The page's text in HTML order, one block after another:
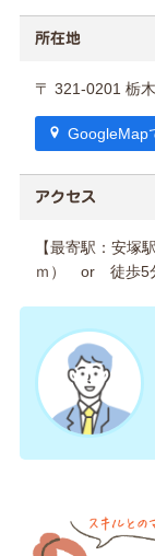
所在地
〒 321-0201 栃
GoogleMap
アクセス
【最寄駅：安
ｍ） or 徒歩5